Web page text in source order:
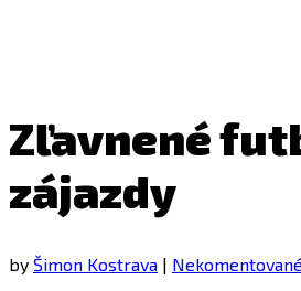
Zľavnené
zájazdy
by Šimon Kostrava | Nekomentované